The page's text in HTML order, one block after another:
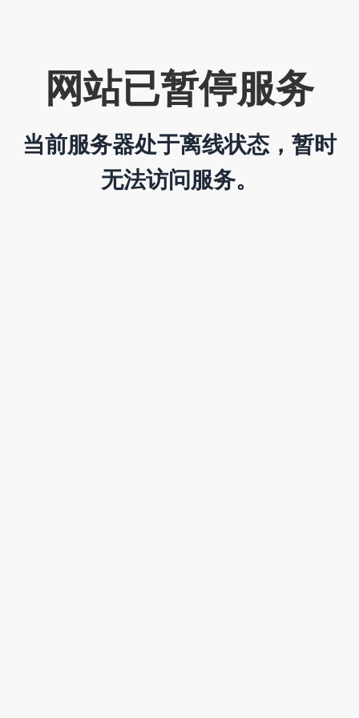
网站已暂停服务
当前服务器处于离线状态，暂时
无法访问服务。